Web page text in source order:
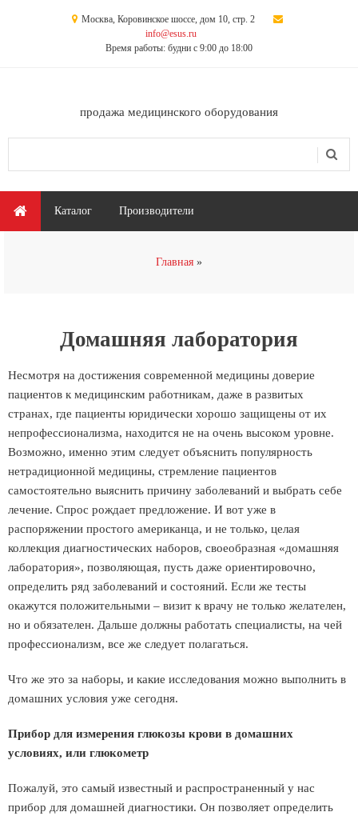
Москва, Коровинское шоссе, дом 10, стр. 2
info@esus.ru
Время работы: будни с 9:00 до 18:00
продажа медицинского оборудования
Главное меню
Каталог Производители
Главная
Домашняя лаборатория
Несмотря на достижения современной медицины доверие
пациентов к медицинским работникам, даже в развитых
странах, где пациенты юридически хорошо защищены от их
непрофессионализма, находится не на очень высоком уровне.
Возможно, именно этим следует объяснить популярность
нетрадиционной медицины, стремление пациентов
самостоятельно выяснить причину заболеваний и выбрать себе
лечение. Спрос рождает предложение. И вот уже в
распоряжении простого американца, и не только, целая
коллекция диагностических наборов, своеобразная «домашняя
лаборатория», позволяющая, пусть даже ориентировочно,
определить ряд заболеваний и состояний. Если же тесты
окажутся положительными – визит к врачу не только желателен,
но и обязателен. Дальше должны работать специалисты, на чей
профессионализм, все же следует полагаться.
Что же это за наборы, и какие исследования можно выполнить в
домашних условия уже сегодня.
Прибор для измерения глюкозы крови в домашних
условиях, или глюкометр
Пожалуй, это самый известный и распространенный у нас
прибор для домашней диагностики. Он позволяет определить